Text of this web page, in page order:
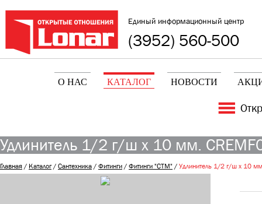
Единый информационный центр
(3952) 560-500
О НАС КАТАЛОГ НОВОСТИ
Удлинитель 1/2 г/ш х 10 мм.
Главная/ Каталог/Сантехника/Фитинги/Фитинги "CTM"/Удлинитель 1/2 г/ш х 10